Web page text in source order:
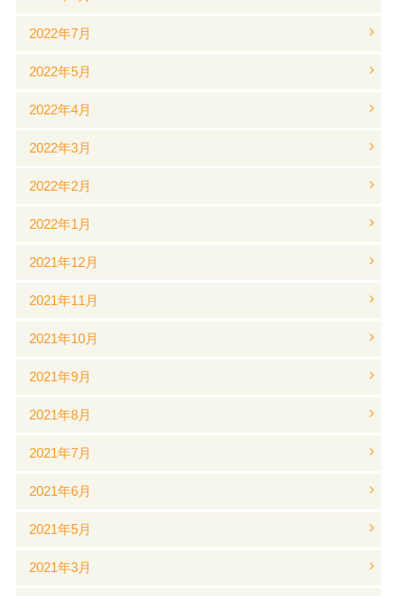
2022年7月
2022年5月
2022年4月
2022年3月
2022年2月
2022年1月
2021年12月
2021年11月
2021年10月
2021年9月
2021年8月
2021年7月
2021年6月
2021年5月
2021年3月